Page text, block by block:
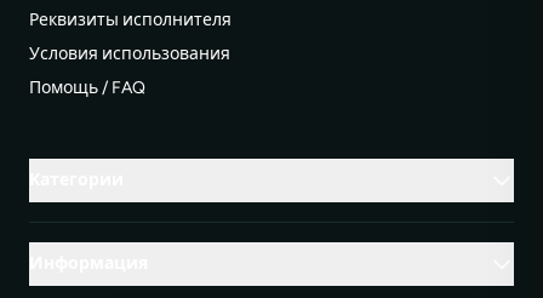
Реквизиты исполнителя
Условия использования
Помощь / FAQ